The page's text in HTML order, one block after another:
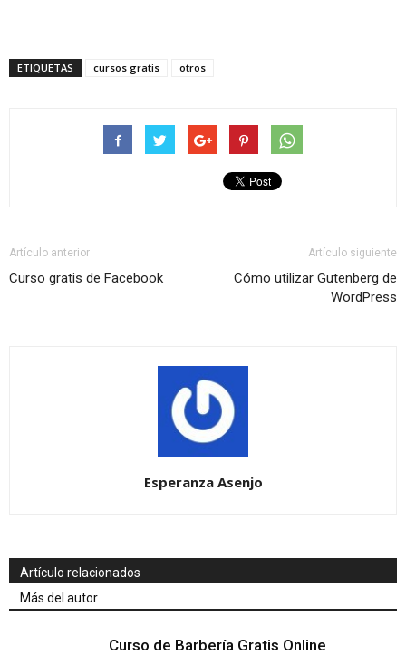
ETIQUETAS cursos gratis otros
Artículo anterior
Curso gratis de Facebook
Artículo siguiente
Cómo utilizar Gutenberg de
WordPress
Esperanza Asenjo
Artículo relacionados
Más del autor
Curso de Barbería Gratis Online